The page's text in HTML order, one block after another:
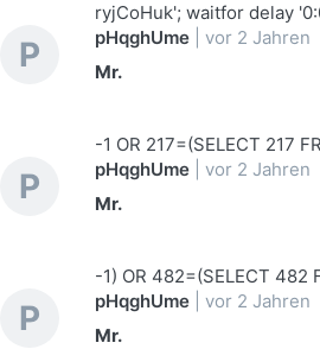
ryjCoHuk'; waitfor delay
P pHqghUme
vor 2 Jahren
Mr.
-1 OR 217=(SELECT 217
P pHqghUme
vor 2 Jahren
Mr.
-1) OR 482=(SELECT 482
P pHqghUme
vor 2 Jahren
Mr.